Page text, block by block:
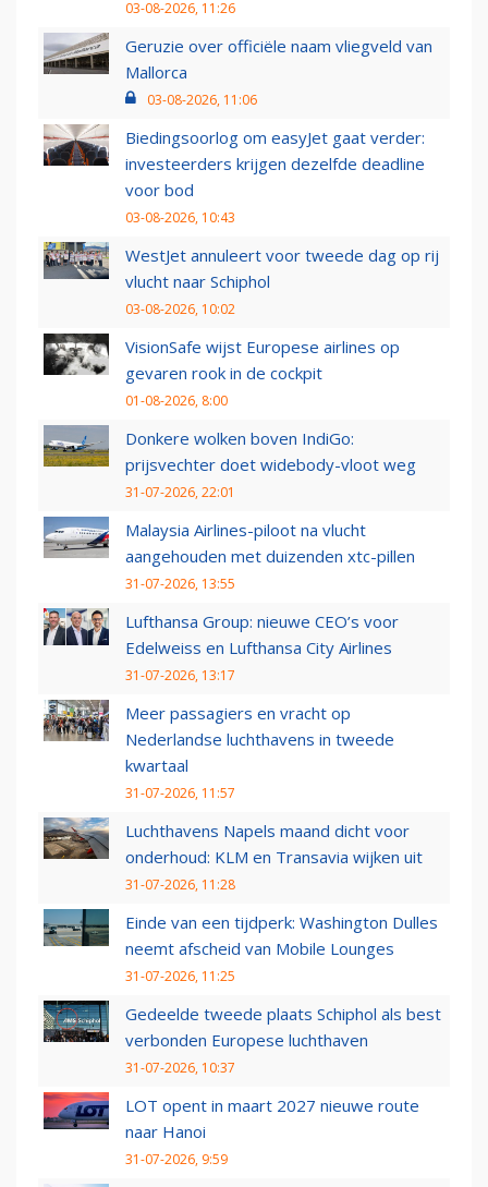
03-08-2026, 11:26
Geruzie over officiële naam vliegveld van
Mallorca
03-08-2026, 11:06
Biedingsoorlog om easyJet gaat verder:
investeerders krijgen dezelfde deadline
voor bod
03-08-2026, 10:43
WestJet annuleert voor tweede dag op rij
vlucht naar Schiphol
03-08-2026, 10:02
VisionSafe wijst Europese airlines op
gevaren rook in de cockpit
01-08-2026, 8:00
Donkere wolken boven IndiGo:
prijsvechter doet widebody-vloot weg
31-07-2026, 22:01
Malaysia Airlines-piloot na vlucht
aangehouden met duizenden xtc-pillen
31-07-2026, 13:55
Lufthansa Group: nieuwe CEO’s voor
Edelweiss en Lufthansa City Airlines
31-07-2026, 13:17
Meer passagiers en vracht op
Nederlandse luchthavens in tweede
kwartaal
31-07-2026, 11:57
Luchthavens Napels maand dicht voor
onderhoud: KLM en Transavia wijken uit
31-07-2026, 11:28
Einde van een tijdperk: Washington Dulles
neemt afscheid van Mobile Lounges
31-07-2026, 11:25
Gedeelde tweede plaats Schiphol als best
verbonden Europese luchthaven
31-07-2026, 10:37
LOT opent in maart 2027 nieuwe route
naar Hanoi
31-07-2026, 9:59